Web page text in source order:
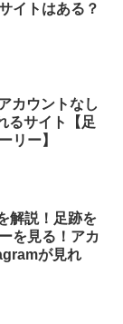
イトはある？
カウントなし
るサイト【足
リー】
解説！足跡を
を見る！アカ
が見れ